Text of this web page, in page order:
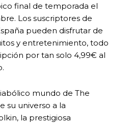
final de temporada el
Los suscriptores de
pueden disfrutar de
y entretenimiento, todo
por tan solo 4,99€ al
mundo de The
su universo a la
la prestigiosa